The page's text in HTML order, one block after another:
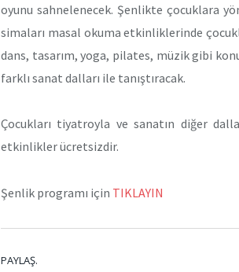
oyunu sahnelenecek. Şenlikte çocuklara
simaları masal okuma etkinliklerinde
dans, tasarım, yoga, pilates, müzik gibi
farklı sanat dalları ile tanıştıracak.
Çocukları tiyatroyla ve sanatın diğer
etkinlikler ücretsizdir.
Şenlik programı için TIKLAYIN
PAYLAŞ.